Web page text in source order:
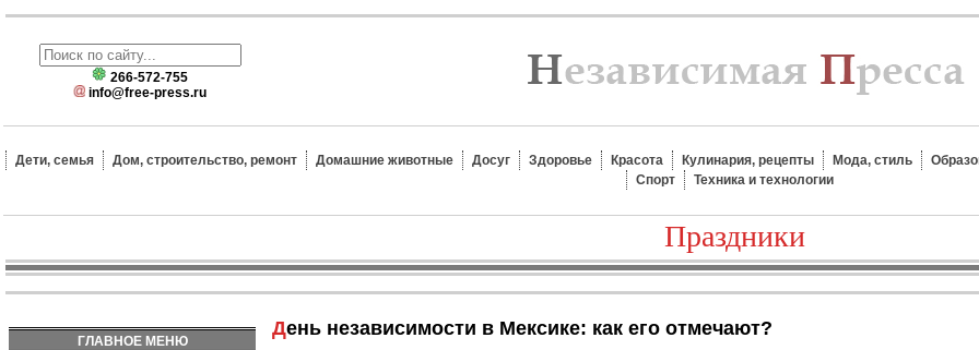
266-572-755
info@free-press.ru
Дети, семья Дом, строительство, ремонт Домашние животные Досуг Здоровье Красота Кулинария, рецепты Мода, стиль
Спорт
Техника и технологии
Праздники
ГЛАВНОЕ МЕНЮ
День независимости в Мексике: как его отмечают?